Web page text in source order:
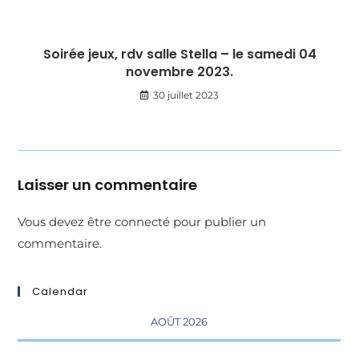
Soirée jeux, rdv salle Stella – le samedi 04
novembre 2023.
30 juillet 2023
Laisser un commentaire
Vous devez êtreconnecté pour publier un
commentaire.
Calendar
AOÛT 2026